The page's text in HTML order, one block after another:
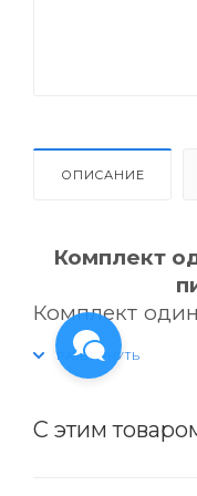
ОПИСАНИЕ
Комплект
Комплект
пенных
хочется,
давления).
С этим